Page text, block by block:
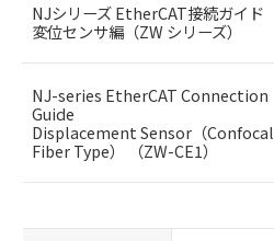
NJシリーズ EtherCAT接続ガイド
変位センサ編（ZW シリーズ）
NJ-series EtherCAT Connection
Guide
Displacement Sensor（Confocal
Fiber Type） （ZW-CE1）